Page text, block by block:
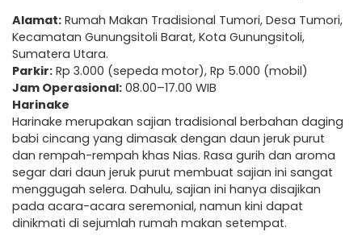
Alamat: Rumah Makan Tradisional Tumori, Desa Tumori,
Kecamatan Gunungsitoli Barat, Kota Gunungsitoli,
Sumatera Utara.
Parkir: Rp 3.000 (sepeda motor), Rp 5.000 (mobil)
Jam Operasional: 08.00–17.00 WIB
Harinake
Harinake merupakan sajian tradisional berbahan daging
babi cincang yang dimasak dengan daun jeruk purut
dan rempah-rempah khas Nias. Rasa gurih dan aroma
segar dari daun jeruk purut membuat sajian ini sangat
menggugah selera. Dahulu, sajian ini hanya disajikan
pada acara-acara seremonial, namun kini dapat
dinikmati di sejumlah rumah makan setempat.